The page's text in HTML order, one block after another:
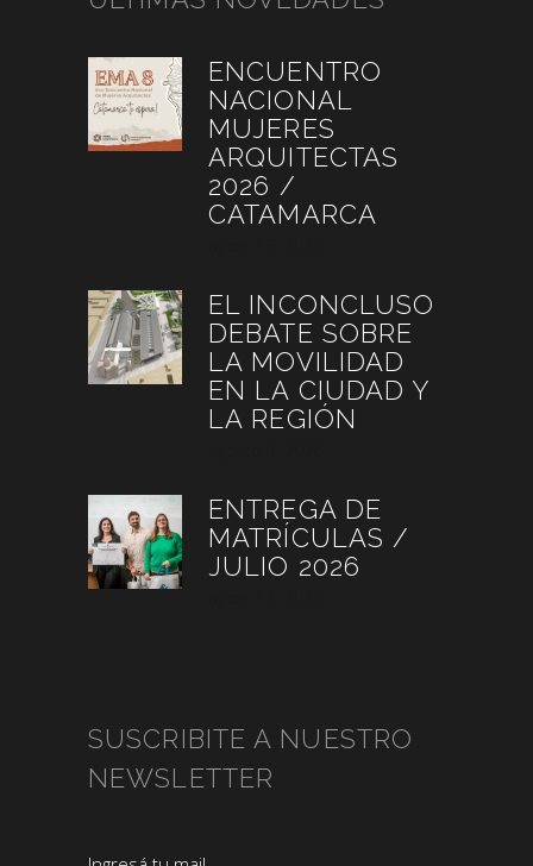
ENCUENTRO
NACIONAL
MUJERES
ARQUITECTAS
2026 /
CATAMARCA
EL INCONCLUSO
DEBATE SOBRE
LA MOVILIDAD
EN LA CIUDAD Y
LA REGIÓN
ENTREGA DE
MATRÍCULAS /
JULIO 2026
SUSCRIBITE A NUESTRO
NEWSLETTER